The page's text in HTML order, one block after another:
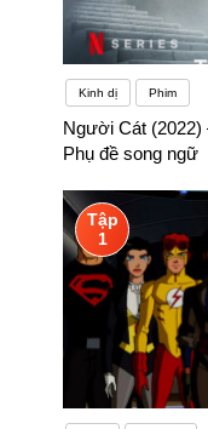
Kinh dị Phim
Người Cát (2022)
Phụ đề song ngữ
Tập
1